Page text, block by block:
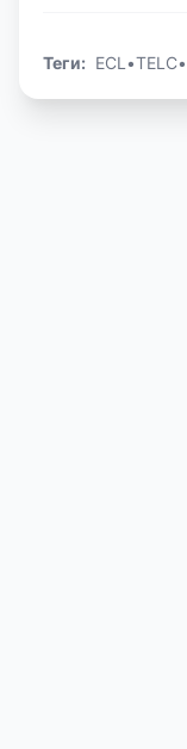
Теги: ECL •TELC•